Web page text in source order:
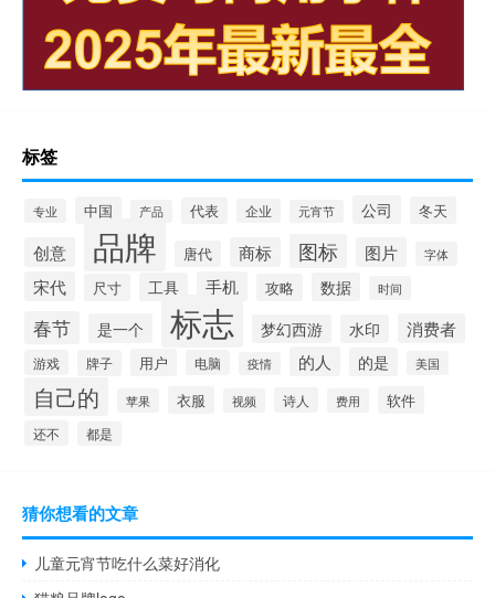
标签
专业 中国 产品 代表 企业 元宵节 公司 冬天
创意 品牌 唐代 商标 图标 图片 字体
宋代 尺寸 工具 手机 攻略 数据 时间
春节 是一个 标志 梦幻西游 水印 消费者
游戏 牌子 用户 电脑 疫情 的人 的是 美国
自己的 苹果 衣服 视频 诗人 费用 软件
还不 都是
猜你想看的文章
儿童元宵节吃什么菜好消化